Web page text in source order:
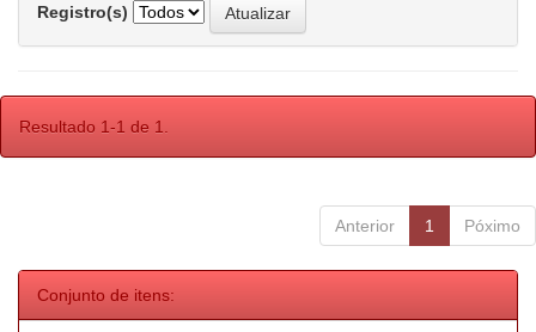
Registro(s)
Resultado 1-1 de 1.
Anterior 1 Póximo
Conjunto de itens: